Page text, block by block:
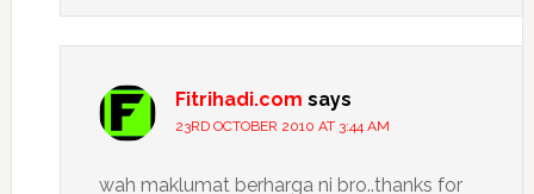
Fitrihadi.com says
23RD OCTOBER 2010 AT 3:44 AM
wah maklumat berharga ni bro..thanks for